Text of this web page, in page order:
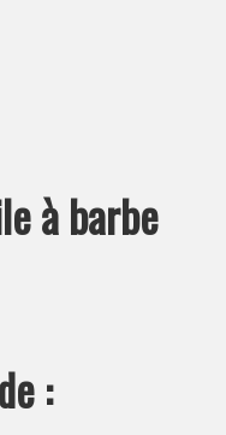
à barbe
: